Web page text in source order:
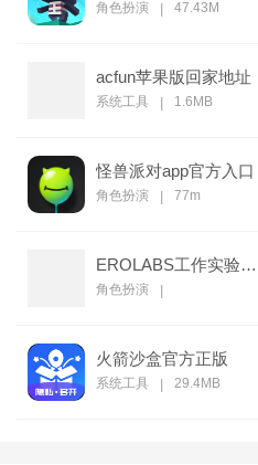
角色扮演 47.43M
acfun苹果版回家地址
系统工具 1.6MB
怪兽派对app官方入口
角色扮演 77m
EROLABS工作实验室官方版
角色扮演
火箭沙盒官方正版
系统工具 29.4MB